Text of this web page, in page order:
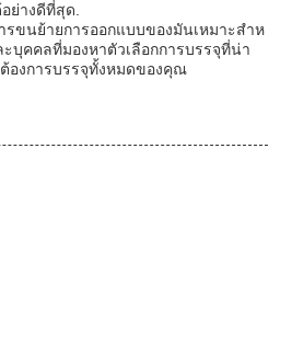
ย่างดีที่สุด.
รขนย้ายการออกแบบของมันเหมาะสําห
บุคคลที่มองหาตัวเลือกการบรรจุที่น่า
องการบรรจุทั้งหมดของคุณ